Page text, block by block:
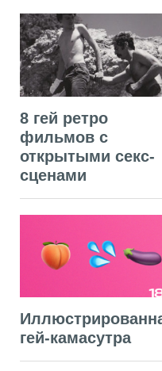
8 гей ретро
фильмов с
открытыми секс-
сценами
гей-камасутра